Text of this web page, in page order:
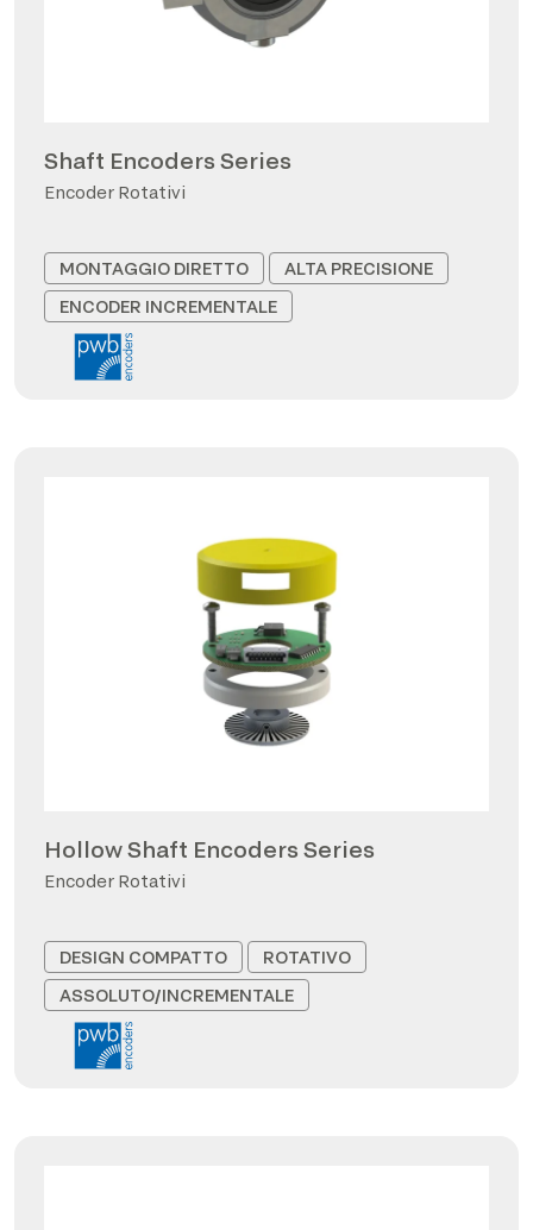
Shaft Encoders Series
Encoder Rotativi
MONTAGGIO DIRETTO
ALTA PRECISIONE
ENCODER INCREMENTALE
Hollow Shaft Encoders Series
Encoder Rotativi
DESIGN COMPATTO
ROTATIVO
ASSOLUTO/INCREMENTALE